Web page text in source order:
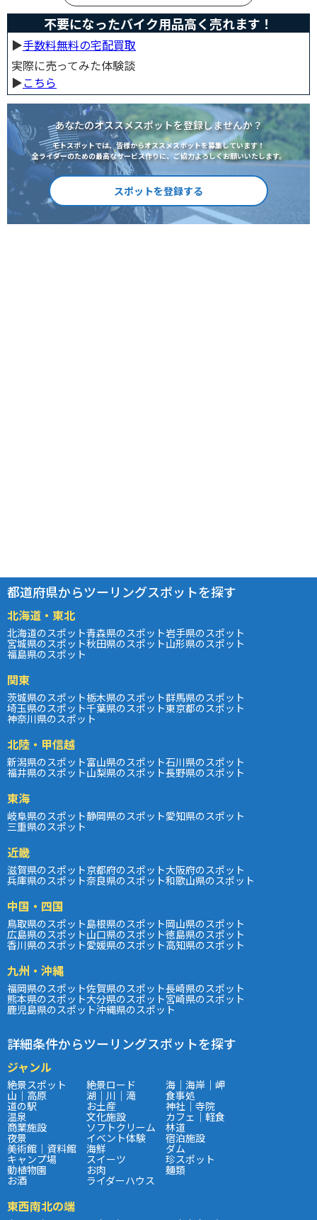
不要になったバイク用品高く売れます！
▶︎手数料無料の宅配買取
実際に売ってみた体験談
▶︎こちら
あなたのオススメスポットを登録しませんか？
モトスポットでは、皆様からオススメスポットを募集しています！
全ライダーのための最高なサービス作りに、ご協力よろしくお願いいたします。
スポットを登録する
都道府県からツーリングスポットを探す
北海道・東北
北海道のスポット青森県のスポット岩手県のスポット
宮城県のスポット秋田県のスポット山形県のスポット
福島県のスポット
関東
茨城県のスポット栃木県のスポット群馬県のスポット
埼玉県のスポット千葉県のスポット東京都のスポット
神奈川県のスポット
北陸・甲信越
新潟県のスポット富山県のスポット石川県のスポット
福井県のスポット山梨県のスポット長野県のスポット
東海
岐阜県のスポット静岡県のスポット愛知県のスポット
三重県のスポット
近畿
滋賀県のスポット京都府のスポット大阪府のスポット
兵庫県のスポット奈良県のスポット和歌山県のスポット
中国・四国
鳥取県のスポット島根県のスポット岡山県のスポット
広島県のスポット山口県のスポット徳島県のスポット
香川県のスポット愛媛県のスポット高知県のスポット
九州・沖縄
福岡県のスポット佐賀県のスポット長崎県のスポット
熊本県のスポット大分県のスポット宮崎県のスポット
鹿児島県のスポット沖縄県のスポット
詳細条件からツーリングスポットを探す
ジャンル
絶景スポット 絶景ロード 海｜海岸｜岬
山｜高原 湖｜川｜滝 食事処
道の駅 お土産 神社｜寺院
温泉 文化施設 カフェ｜軽食
商業施設 ソフトクリーム 林道
夜景 イベント体験 宿泊施設
美術館｜資料館 海鮮 ダム
キャンプ場 スイーツ 珍スポット
動植物園 お肉 麺類
お酒 ライダーハウス
東西南北の端